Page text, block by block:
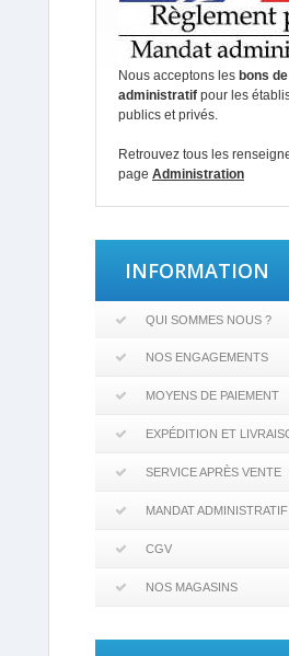
Nous acceptons les bons
administratif pour les
publics et privés.
Retrouvez tous les
page Administration
INFORMATION
QUI SOMMES NOUS ?
NOS ENGAGEMENTS
MOYENS DE PAIEMENT
EXPÉDITION ET
SERVICE APRÈS VENTE
MANDAT ADMINISTRATIF
CGV
NOS MAGASINS